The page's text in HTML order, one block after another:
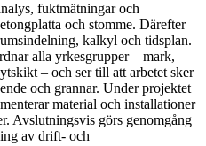
fuktmätningar och
och stomme. Därefter
kalkyl och tidsplan.
alla yrkesgrupper – mark,
– och ser till att arbetet sker
och grannar. Under projektet
material och installationer
Avslutningsvis görs genomgång
av drift- och